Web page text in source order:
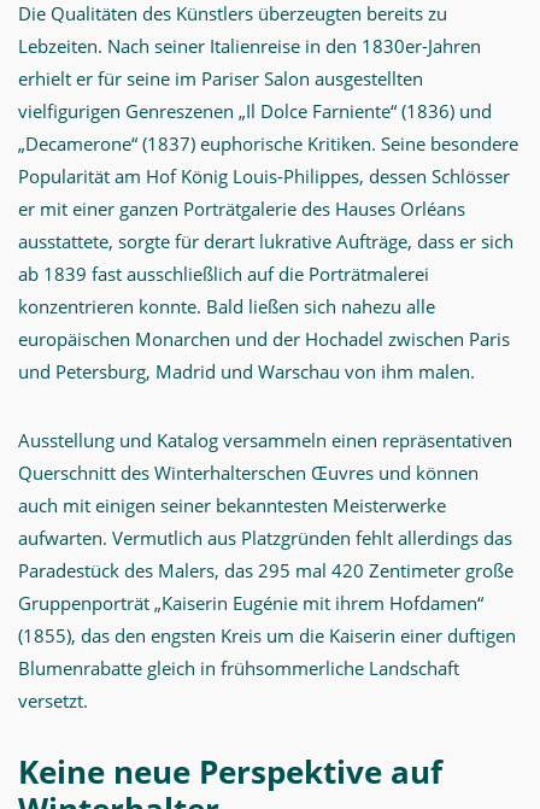
Die Qualitäten des Künstlers überzeugten bereits zu
Lebzeiten. Nach seiner Italienreise in den 1830er-Jahren
erhielt er für seine im Pariser Salon ausgestellten
vielfigurigen Genreszenen „Il Dolce Farniente“ (1836) und
„Decamerone“ (1837) euphorische Kritiken. Seine besondere
Popularität am Hof König Louis-Philippes, dessen Schlösser
er mit einer ganzen Porträtgalerie des Hauses Orléans
ausstattete, sorgte für derart lukrative Aufträge, dass er sich
ab 1839 fast ausschließlich auf die Porträtmalerei
konzentrieren konnte. Bald ließen sich nahezu alle
europäischen Monarchen und der Hochadel zwischen Paris
und Petersburg, Madrid und Warschau von ihm malen.
Ausstellung und Katalog versammeln einen repräsentativen
Querschnitt des Winterhalterschen Œuvres und können
auch mit einigen seiner bekanntesten Meisterwerke
aufwarten. Vermutlich aus Platzgründen fehlt allerdings das
Paradestück des Malers, das 295 mal 420 Zentimeter große
Gruppenporträt „Kaiserin Eugénie mit ihrem Hofdamen“
(1855), das den engsten Kreis um die Kaiserin einer duftigen
Blumenrabatte gleich in frühsommerliche Landschaft
versetzt.
Keine neue Perspektive auf